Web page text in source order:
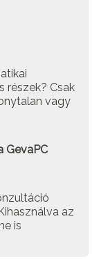
részek? Csak
vagy
GevaPC
az
is